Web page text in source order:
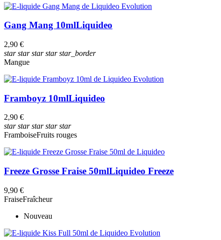
Gang Mang 10mlLiquideo
2,90 €
starstarstarstarstar_border
Mangue
Framboyz 10mlLiquideo
2,90 €
starstarstarstarstar
FramboiseFruits rouges
Freeze Grosse Fraise 50mlLiquideo Freeze
9,90 €
FraiseFraîcheur
Nouveau